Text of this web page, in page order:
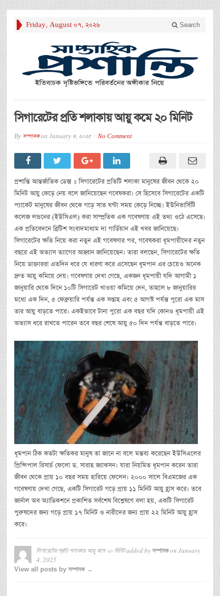
Friday, August 07, 2026 Search
সিগারেটের প্রতি শলাকায় আয়ু কমে ২০ মিনিট
By সম্পাদকon January 4, 2025 No Comment
প্রশান্তি আন্তর্জাতিক ডেক্স ॥ সিগারেটের প্রতিটি শলাকা মানুষের জীবন থেকে ২০
মিনিট আয়ু কেড়ে নেয় বলে জানিয়েছেন গবেষকরা। সে হিসেবে সিগারেটের একটি
প্যাকেট মানুষের জীবন থেকে গড়ে সাত ঘণ্টা সময় কেড়ে নিচ্ছে। ইউনিভার্সিটি
কলেজ লন্ডনের (ইউসিএল) করা সাম্প্রতিক এক গবেষণায় এই তথ্য ওঠে এসেছে।
এক প্রতিবেদনে ব্রিটিশ সংবাদমাধ্যম দ্য গার্ডিয়ান এই খবর জানিয়েছে।
সিগারেটের ক্ষতি নিয়ে করা নতুন এই গবেষণার পর, গবেষকরা ধূমপায়ীদের নতুন
বছরে এই অভ্যাস ত্যাগের আহ্বান জানিয়েছেন। তারা বলছেন, সিগারেটের ক্ষতি
নিয়ে ডাক্তাররা এতদিন ধরে যে ধারণা করে এসেছেন ধূমপান এর চেয়েও অনেক
দ্রুত আয়ু কমিয়ে দেয়। গবেষণায় দেখা গেছে, একজন ধূমপায়ী যদি আগামী ১
জানুয়ারি থেকে দিনে ১০টি সিগারেট খাওয়া কমিয়ে দেন, তাহলে ৮ জানুয়ারির
মধ্যে এক দিন, ৫ ফেব্রুয়ারি পর্যন্ত এক সপ্তাহ এবং ৫ আগস্ট পর্যন্ত পুরো এক মাস
তার আয়ু বাড়তে পারে। একইভাবে টানা পুরো এক বছর যদি কোনও ধূমপায়ী এই
অভ্যাস ধরে রাখতে পারেন তবে বছর শেষে আয়ু ৫০ দিন পর্যন্ত বাড়তে পারে।
ধূমপান ঠিক কতটা ক্ষতিকর মানুষ তা জানে না বলে মন্তব্য করেছেন ইউসিএলের
প্রিন্সিপাল রিসার্চ ফেলো ড. সারাহ জ্যাকসন। যারা নিয়মিত ধূমপান করেন তারা
জীবন থেকে প্রায় ১০ বছর সময় হারিয়ে ফেলেন। ২০০০ সালে বিএমজের এক
গবেষণায় দেখা গেছে, একটি সিগারেট গড়ে প্রায় ১১ মিনিট আয়ু হ্রাস করে। তবে
জার্নাল অব অ্যাডিকশনে প্রকাশিত সর্বশেষ বিশ্লেষণে বলা হয়, একটি সিগারেট
পুরুষদের জন্য গড়ে প্রায় ১৭ মিনিট ও নারীদের জন্য প্রায় ২২ মিনিট আয়ু হ্রাস
করে।
সিগারেটের প্রতি শলাকায় আয়ু কমে ২০ মিনিটadded by সম্পাদকon January
4, 2025
View all posts by সম্পাদক →